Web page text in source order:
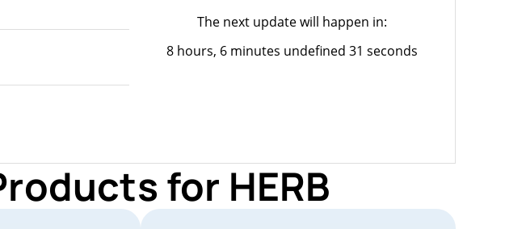
The next update will happen in:
8 hours, 6 minutes undefined 31 seconds
for HERB